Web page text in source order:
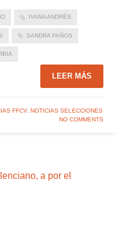
IVANA ANDRÉS
SANDRA PAÑOS
LEER MÁS
FFCV, NOTICIAS SELECCIONES
NO COMMENTS
a por el